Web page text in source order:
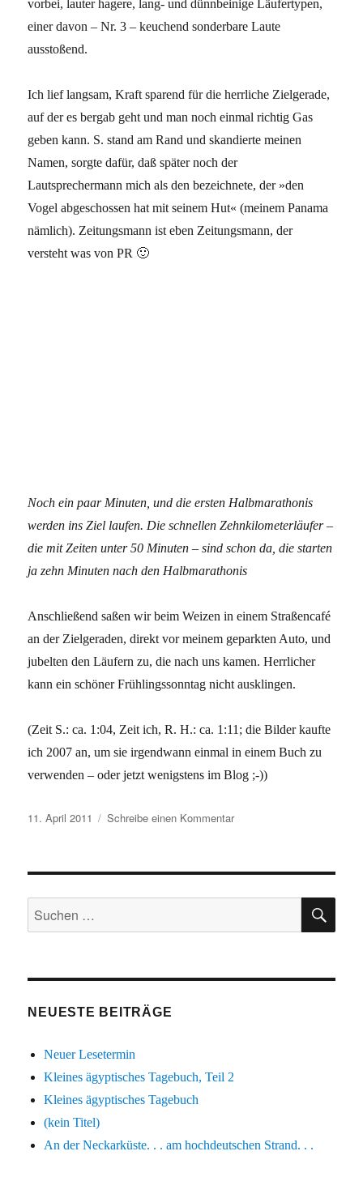
vorbei, lauter hagere, lang- und dünnbeinige Läufertypen,
einer davon – Nr. 3 – keuchend sonderbare Laute
ausstoßend.
Ich lief langsam, Kraft sparend für die herrliche Zielgerade,
auf der es bergab geht und man noch einmal richtig Gas
geben kann. S. stand am Rand und skandierte meinen
Namen, sorgte dafür, daß später noch der
Lautsprechermann mich als den bezeichnete, der »den
Vogel abgeschossen hat mit seinem Hut« (meinem Panama
nämlich). Zeitungsmann ist eben Zeitungsmann, der
versteht was von PR 🙂
Noch ein paar Minuten, und die ersten Halbmarathonis
werden ins Ziel laufen. Die schnellen Zehnkilometerläufer –
die mit Zeiten unter 50 Minuten – sind schon da, die starten
ja zehn Minuten nach den Halbmarathonis
Anschließend saßen wir beim Weizen in einem Straßencafé
an der Zielgeraden, direkt vor meinem geparkten Auto, und
jubelten den Läufern zu, die nach uns kamen. Herrlicher
kann ein schöner Frühlingssonntag nicht ausklingen.
(Zeit S.: ca. 1:04, Zeit ich, R. H.: ca. 1:11; die Bilder kaufte
ich 2007 an, um sie irgendwann einmal in einem Buch zu
verwenden – oder jetzt wenigstens im Blog ;-))
Veröffentlicht
11. April 2011 Schreibe einen Kommentarzu
Suchen
nach:
NEUESTE BEITRÄGE
Neuer Lesetermin
Kleines ägyptisches Tagebuch, Teil 2
Kleines ägyptisches Tagebuch
(kein Titel)
An der Neckarküste. . . am hochdeutschen Strand. . .